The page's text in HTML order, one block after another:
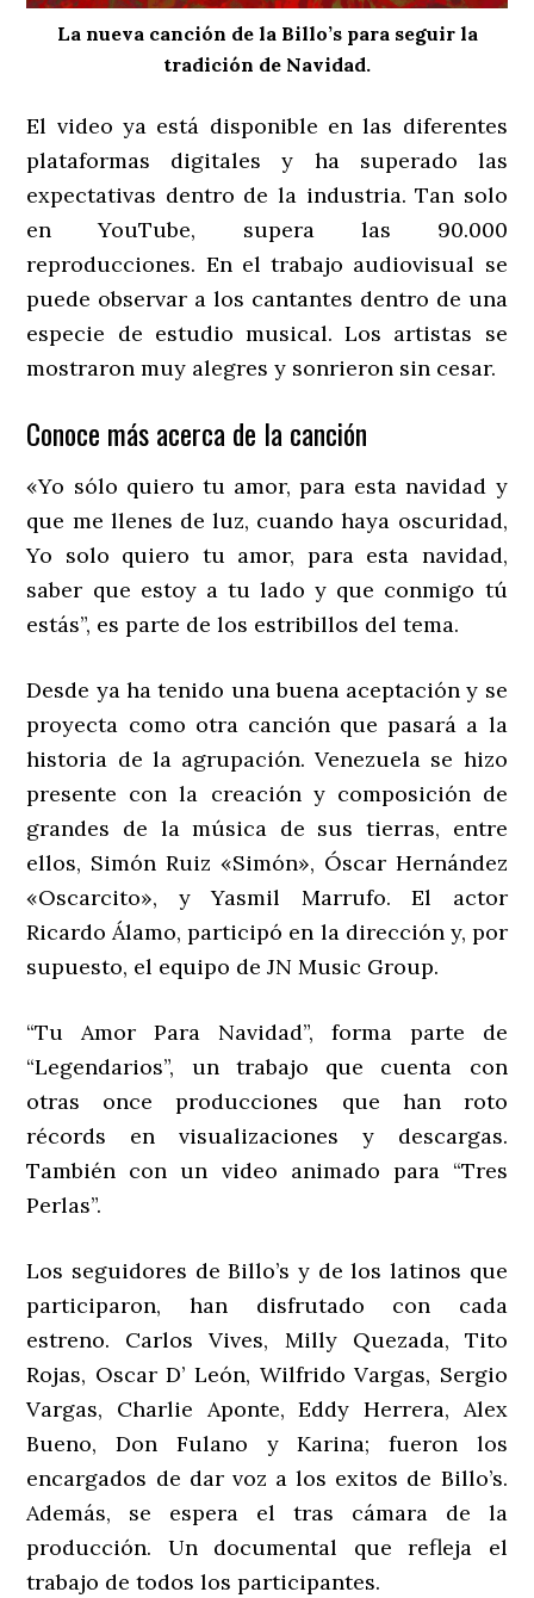
La nueva canción de la Billo’s para seguir la
tradición de Navidad.
El video ya está disponible en las diferentes
plataformas digitales y ha superado las
expectativas dentro de la industria. Tan solo
en YouTube, supera las 90.000
reproducciones. En el trabajo audiovisual se
puede observar a los cantantes dentro de una
especie de estudio musical. Los artistas se
mostraron muy alegres y sonrieron sin cesar.
Conoce más acerca de la canción
«Yo sólo quiero tu amor, para esta navidad y
que me llenes de luz, cuando haya oscuridad,
Yo solo quiero tu amor, para esta navidad,
saber que estoy a tu lado y que conmigo tú
estás”, es parte de los estribillos del tema.
Desde ya ha tenido una buena aceptación y se
proyecta como otra canción que pasará a la
historia de la agrupación. Venezuela se hizo
presente con la creación y composición de
grandes de la música de sus tierras, entre
ellos, Simón Ruiz «Simón», Óscar Hernández
«Oscarcito», y Yasmil Marrufo. El actor
Ricardo Álamo, participó en la dirección y, por
supuesto, el equipo de JN Music Group.
“Tu Amor Para Navidad”, forma parte de
“Legendarios”, un trabajo que cuenta con
otras once producciones que han roto
récords en visualizaciones y descargas.
También con un video animado para “Tres
Perlas”.
Los seguidores de Billo’s y de los latinos que
participaron, han disfrutado con cada
estreno. Carlos Vives, Milly Quezada, Tito
Rojas, Oscar D’ León, Wilfrido Vargas, Sergio
Vargas, Charlie Aponte, Eddy Herrera, Alex
Bueno, Don Fulano y Karina; fueron los
encargados de dar voz a los exitos de Billo’s.
Además, se espera el tras cámara de la
producción. Un documental que refleja el
trabajo de todos los participantes.